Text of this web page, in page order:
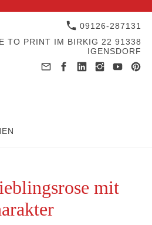
09126-287131
TO PRINT IM BIRKIG 22 91338
IGENSDORF
mit